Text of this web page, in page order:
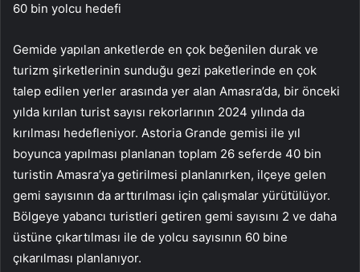
60 bin yolcu hedefi
Gemide yapılan anketlerde en çok beğenilen durak ve
turizm şirketlerinin sunduğu gezi paketlerinde en çok
talep edilen yerler arasında yer alan Amasra’da, bir önceki
yılda kırılan turist sayısı rekorlarının 2024 yılında da
kırılması hedefleniyor. Astoria Grande gemisi ile yıl
boyunca yapılması planlanan toplam 26 seferde 40 bin
turistin Amasra’ya getirilmesi planlanırken, ilçeye gelen
gemi sayısının da arttırılması için çalışmalar yürütülüyor.
Bölgeye yabancı turistleri getiren gemi sayısını 2 ve daha
üstüne çıkartılması ile de yolcu sayısının 60 bine
çıkarılması planlanıyor.